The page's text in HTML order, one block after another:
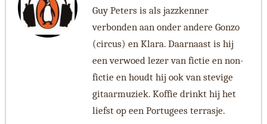
Guy Peters is als jazzkenner
verbonden aan onder andere Gonzo
(circus) en Klara. Daarnaast is hij
een verwoed lezer van fictie en non-
fictie en houdt hij ook van stevige
gitaarmuziek. Koffie drinkt hij het
liefst op een Portugees terrasje.